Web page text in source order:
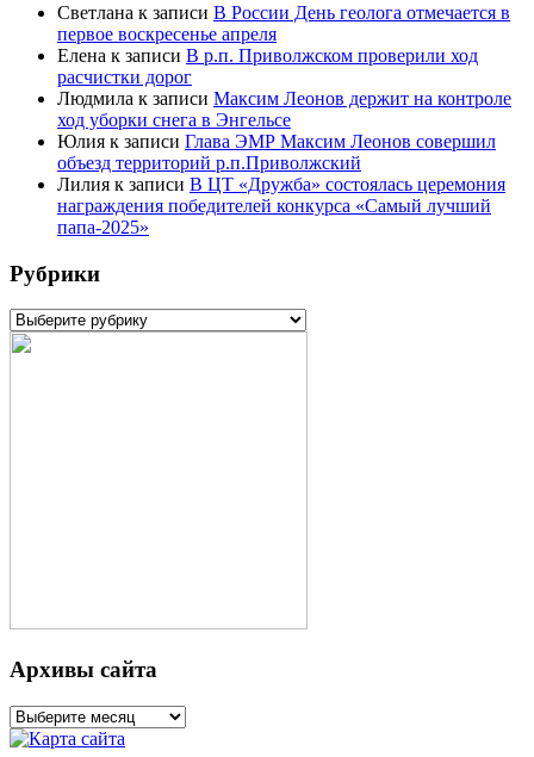
Светлана к записи В России День геолога отмечается в
первое воскресенье апреля
Елена к записи В р.п. Приволжском проверили ход
расчистки дорог
Людмила к записи Максим Леонов держит на контроле
ход уборки снега в Энгельсе
Юлия к записи Глава ЭМР Максим Леонов совершил
объезд территорий р.п.Приволжский
Лилия к записи В ЦТ «Дружба» состоялась церемония
награждения победителей конкурса «Самый лучший
папа-2025»
Рубрики
Рубрики
Архивы сайта
Архивы
сайта